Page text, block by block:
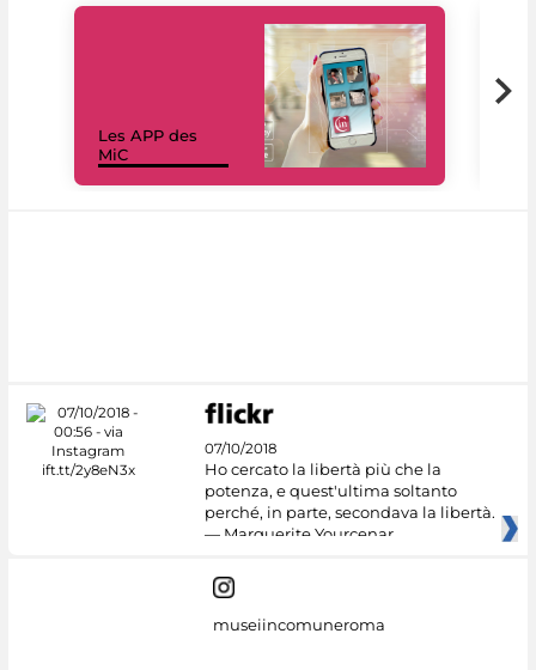
Les APP des
MiC
07/10/2018
Ho cercato la libertà più che la
potenza, e quest'ultima soltanto
perché, in parte, secondava la libertà.
— Marguerite Yourcenar
museiincomuneroma